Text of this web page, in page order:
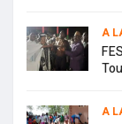
A
A